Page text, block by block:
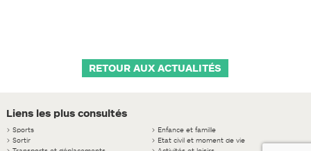
RETOUR AUX ACTUALITÉS
Liens les plus consultés
> Sports > Enfance et famille
> Sortir > Etat civil et moment de vie